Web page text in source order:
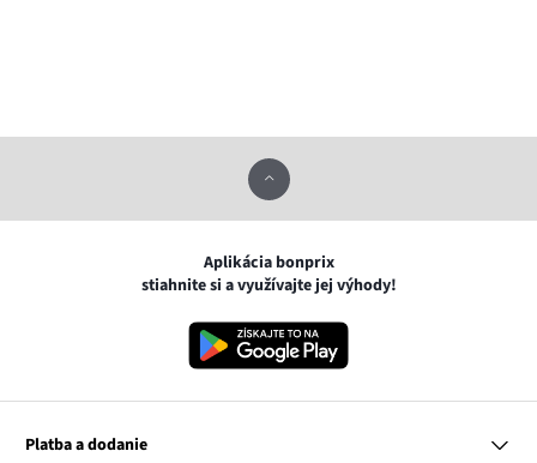
Aplikácia bonprix
stiahnite si a využívajte jej výhody!
Platba a dodanie